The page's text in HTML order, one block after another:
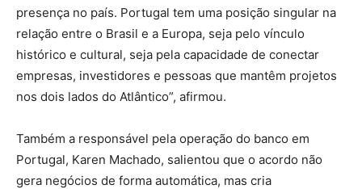
presença no país. Portugal tem uma posição singular na
relação entre o Brasil e a Europa, seja pelo vínculo
histórico e cultural, seja pela capacidade de conectar
empresas, investidores e pessoas que mantêm projetos
nos dois lados do Atlântico”, afirmou.
Também a responsável pela operação do banco em
Portugal, Karen Machado, salientou que o acordo não
gera negócios de forma automática, mas cria